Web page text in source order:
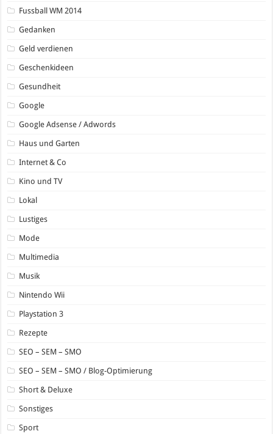
Fussball WM 2014
Gedanken
Geld verdienen
Geschenkideen
Gesundheit
Google
Google Adsense / Adwords
Haus und Garten
Internet & Co
Kino und TV
Lokal
Lustiges
Mode
Multimedia
Musik
Nintendo Wii
Playstation 3
Rezepte
SEO – SEM – SMO
SEO – SEM – SMO / Blog-Optimierung
Short & Deluxe
Sonstiges
Sport